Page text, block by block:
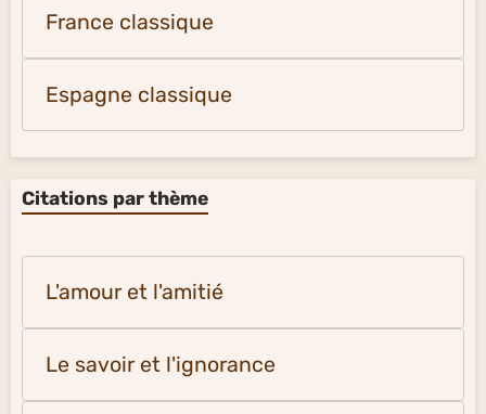
France classique
Espagne classique
Citations par thème
L'amour et l'amitié
Le savoir et l'ignorance